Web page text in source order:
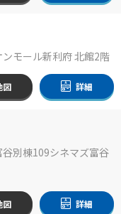
モール新利府 北館2階
図 詳細
別棟109シネマズ富谷
図 詳細